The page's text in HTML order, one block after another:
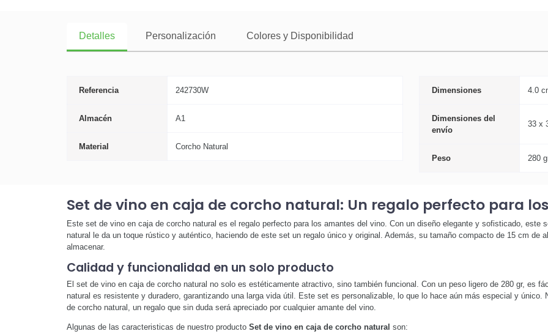
Detalles Personalización Colores y Disponibilidad
Referencia 242730W
Almacén A1
Material Corcho Natural
Dimensiones 4.0
Dimensiones del
envío
33 x
Peso 280
Set de vino en caja de corcho natural: Un regalo perfecto para
Este set de vino en caja de corcho natural es el regalo perfecto para los amantes del vino. Con un diseño elegante y sofisticado, este
natural le da un toque rústico y auténtico, haciendo de este set un regalo único y original. Además, su tamaño compacto de 15 cm de
almacenar.
Calidad y funcionalidad en un solo producto
El set de vino en caja de corcho natural no solo es estéticamente atractivo, sino también funcional. Con un peso ligero de 280 gr, es
natural es resistente y duradero, garantizando una larga vida útil. Este set es personalizable, lo que lo hace aún más especial y
de corcho natural, un regalo que sin duda será apreciado por cualquier amante del vino.
Algunas de las caracteristicas de nuestro producto Set de vino en caja de corcho natural son: